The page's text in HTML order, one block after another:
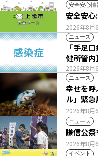
安全安心情
2026年8月
安全安
ニュース
2026年8月
「手足口病」流行 前
健所管内】
ニュース
2026年8月
幸せを
ル」緊
ニュース
2026年8月
謙信公
イベント